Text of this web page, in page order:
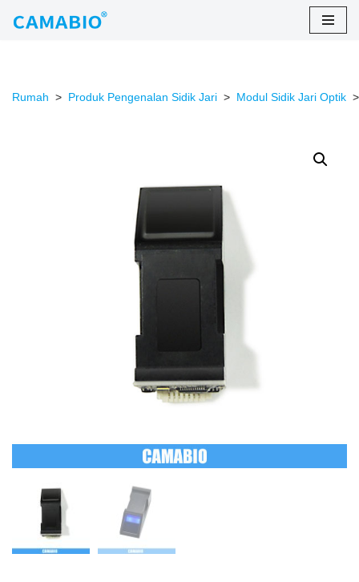
Rumah > Produk Pengenalan Sidik Jari > Modul Sidik Jari Optik >